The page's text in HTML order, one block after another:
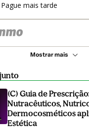
Pague mais tarde
Mostrar mais
(C) Guia de
Nutracêuticos,
Dermocosméticos
Estética